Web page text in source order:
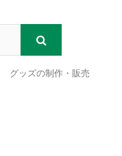
グッズの制作・販売